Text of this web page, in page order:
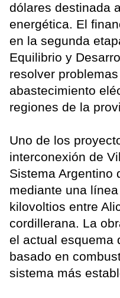
dólares destinada
energética. El
en la segunda
Equilibrio y
resolver
abastecimiento
regiones de la
Uno de los
interconexión de
Sistema Argentino
mediante una
kilovoltios entre
cordillerana. La
el actual esquema
basado en
sistema más